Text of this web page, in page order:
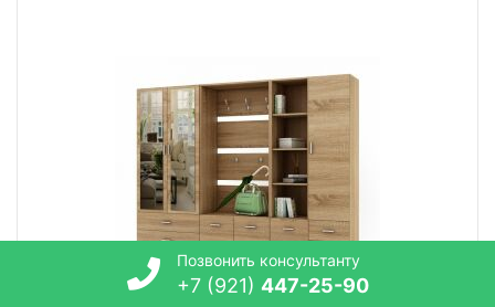
Позвонить консультанту
+7 (921) 447-25-90